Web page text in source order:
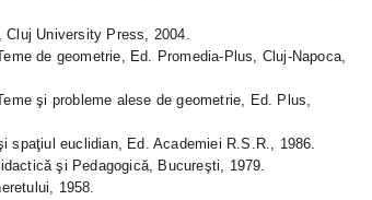
Cluj University Press, 2004.
de geometrie, Ed. Promedia-Plus, Cluj-Napoca,
şi probleme alese de geometrie, Ed. Plus,
spaţiul euclidian, Ed. Academiei R.S.R., 1986.
şi Pedagogică, Bucureşti, 1979.
1958.